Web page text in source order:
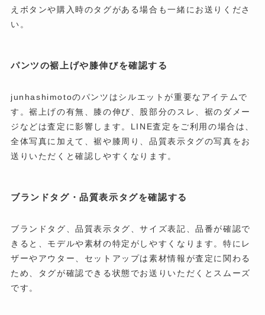
えボタンや購入時のタグがある場合も一緒にお送りくださ
い。
パンツの裾上げや膝伸びを確認する
junhashimotoのパンツはシルエットが重要なアイテムで
す。裾上げの有無、膝の伸び、股部分のスレ、裾のダメー
ジなどは査定に影響します。LINE査定をご利用の場合は、
全体写真に加えて、裾や膝周り、品質表示タグの写真をお
送りいただくと確認しやすくなります。
ブランドタグ・品質表示タグを確認する
ブランドタグ、品質表示タグ、サイズ表記、品番が確認で
きると、モデルや素材の特定がしやすくなります。特にレ
ザーやアウター、セットアップは素材情報が査定に関わる
ため、タグが確認できる状態でお送りいただくとスムーズ
です。